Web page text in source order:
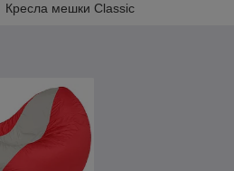
Кресла мешки Classic